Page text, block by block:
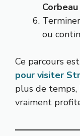
Corbeau
Terminer
ou
Ce parcours
pour visiter
plus de temps,
vraiment